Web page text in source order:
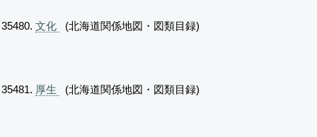
文化 (北海道関係地図・図類目録)
厚生 (北海道関係地図・図類目録)